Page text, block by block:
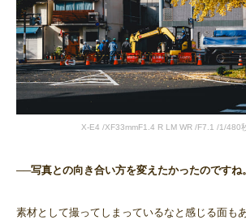
X-E4 /XF33mmF1.4 R LM WR /F7.1 /1/480
──写真との向き合い方を変えたかったのですね。
素材として撮ってしまっているなと感じる面も